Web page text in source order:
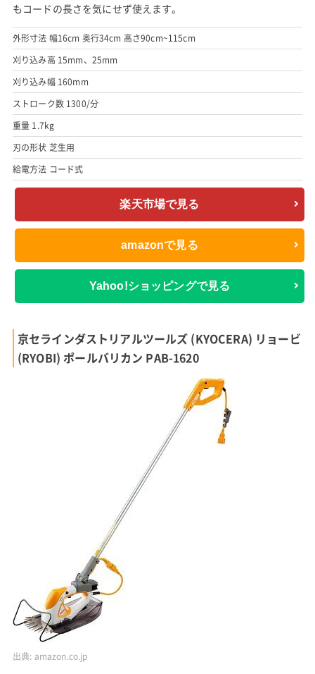
もコードの長さを気にせず使えます。
外形寸法 幅16cm 奥行34cm 高さ90cm~115cm
刈り込み高 15mm、25mm
刈り込み幅 160mm
ストローク数 1300/分
重量 1.7kg
刃の形状 芝生用
給電方法 コード式
楽天市場で見る
amazonで見る
Yahoo!ショッピングで見る
京セラインダストリアルツールズ (KYOCERA) リョービ
(RYOBI) ポールバリカン PAB-1620
出典: amazon.co.jp